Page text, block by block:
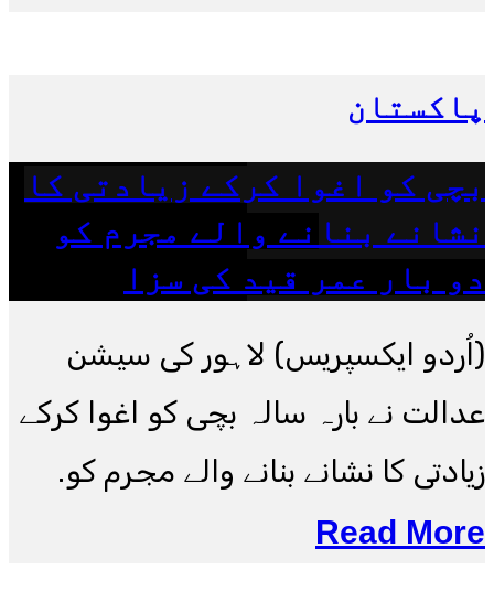
پاکستان
بچی کو اغوا کرکے زیادتی کا
نشانے بنانے والے مجرم کو
دو بار عمر قید کی سزا
(اُردو ایکسپریس) لاہور کی سیشن
عدالت نے بارہ سالہ بچی کو اغوا کرکے
زیادتی کا نشانے بنانے والے مجرم کو.
Read More